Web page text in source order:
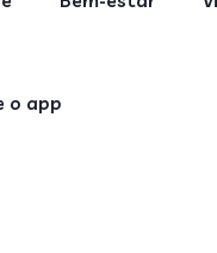
o app